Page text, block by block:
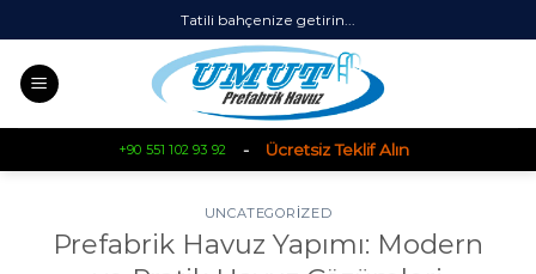
to
content
Tatili bahçenize getirin...
+90 551 102 93 92 - Ücretsiz Teklif Alın
UNCATEGORIZED
Prefabrik Havuz Yapımı: Modern